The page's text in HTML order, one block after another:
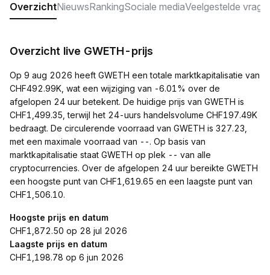
OverzichtNieuwsRankingSociale mediaVeelgestelde
Overzicht live GWETH-prijs
Op 9 aug 2026 heeft GWETH een totale marktkapitalisatie van
CHF492.99K, wat een wijziging van -6.01% over de
afgelopen 24 uur betekent. De huidige prijs van GWETH is
CHF1,499.35, terwijl het 24-uurs handelsvolume CHF197.49K
bedraagt. De circulerende voorraad van GWETH is 327.23,
met een maximale voorraad van --. Op basis van
marktkapitalisatie staat GWETH op plek -- van alle
cryptocurrencies. Over de afgelopen 24 uur bereikte GWETH
een hoogste punt van CHF1,619.65 en een laagste punt van
CHF1,506.10.
Hoogste prijs en datum
CHF1,872.50 op 28 jul 2026
Laagste prijs en datum
CHF1,198.78 op 6 jun 2026